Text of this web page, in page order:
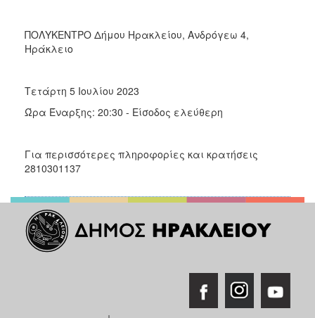
ΠΟΛΥΚΕΝΤΡΟ Δήμου Ηρακλείου, Ανδρόγεω 4,
Ηράκλειο
Τετάρτη 5 Ιουλίου 2023
Ώρα Έναρξης: 20:30 - Είσοδος ελεύθερη
Για περισσότερες πληροφορίες και κρατήσεις
2810301137